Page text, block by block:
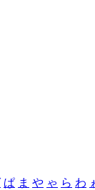
ぱ ま や ゃ ら わ